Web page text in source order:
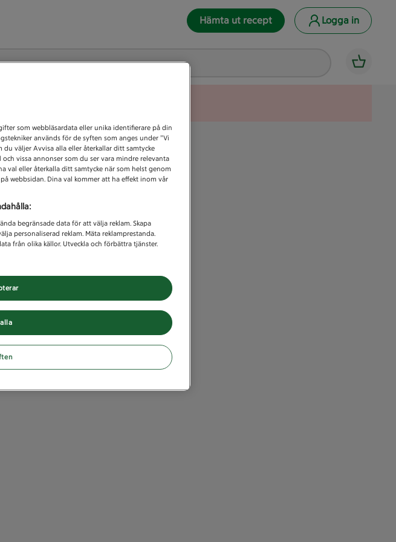
Hämta ut recept Logga in
som webbläsardata eller unika identifierare på din
används för de syften som anges under ”Vi
väljer Avvisa alla eller återkallar ditt samtycke
vissa annonser som du ser vara mindre relevanta
val eller återkalla ditt samtycke när som helst genom
webbsidan. Dina val kommer att ha effekt inom vår
begränsade data för att välja reklam. Skapa
personaliserad reklam. Mäta reklamprestanda.
från olika källor. Utveckla och förbättra tjänster.